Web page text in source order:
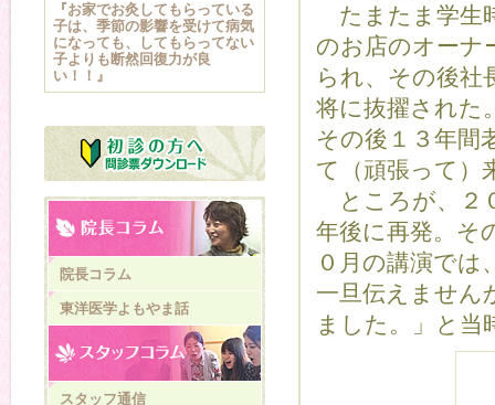
たまたま学生
のお店のオーナ
られ、その後社
将に抜擢された
その後１３年間
て（頑張って）
ところが、２
年後に再発。そ
０月の講演では
一旦伝えません
ました。」と当
『お家でお灸してもらっている
子は、季節の影響を受けて病気
になっても、してもらってない
子よりも断然回復力が良
い！！』
院長コラム
東洋医学よもやま話
スタッフ通信